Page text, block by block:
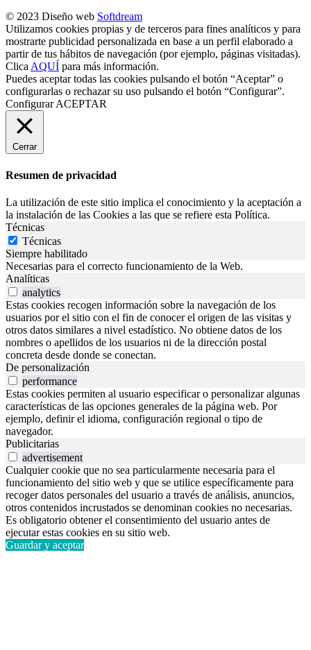
© 2023 Diseño web Softdream
Utilizamos cookies propias y de terceros para fines analíticos y para
mostrarte publicidad personalizada en base a un perfil elaborado a
partir de tus hábitos de navegación (por ejemplo, páginas visitadas).
ClicaAQUÍ para más información.
Puedes aceptar todas las cookies pulsando el botón “Aceptar” o
configurarlas o rechazar su uso pulsando el botón “Configurar”.
ConfigurarACEPTAR
Cerrar
Resumen de privacidad
La utilización de este sitio implica el conocimiento y la aceptación a
la instalación de las Cookies a las que se refiere esta Política.
Técnicas
Técnicas
Siempre habilitado
Necesarias para el correcto funcionamiento de la Web.
Analíticas
analytics
Estas cookies recogen información sobre la navegación de los
usuarios por el sitio con el fin de conocer el origen de las visitas y
otros datos similares a nivel estadístico. No obtiene datos de los
nombres o apellidos de los usuarios ni de la dirección postal
concreta desde donde se conectan.
De personalización
performance
Estas cookies permiten al usuario especificar o personalizar algunas
características de las opciones generales de la página web. Por
ejemplo, definir el idioma, configuración regional o tipo de
navegador.
Publicitarias
advertisement
Cualquier cookie que no sea particularmente necesaria para el
funcionamiento del sitio web y que se utilice específicamente para
recoger datos personales del usuario a través de análisis, anuncios,
otros contenidos incrustados se denominan cookies no necesarias.
Es obligatorio obtener el consentimiento del usuario antes de
ejecutar estas cookies en su sitio web.
Guardar y aceptar